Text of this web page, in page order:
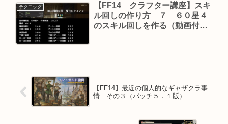
テクニック
【FF14 クラフター講座】スキ
ル回しの作り方 ７ ６０星４
のスキル回しを作る（動画付
【FF14】最近の個人的なギャザクラ事
情 その３（パッチ５．１版）